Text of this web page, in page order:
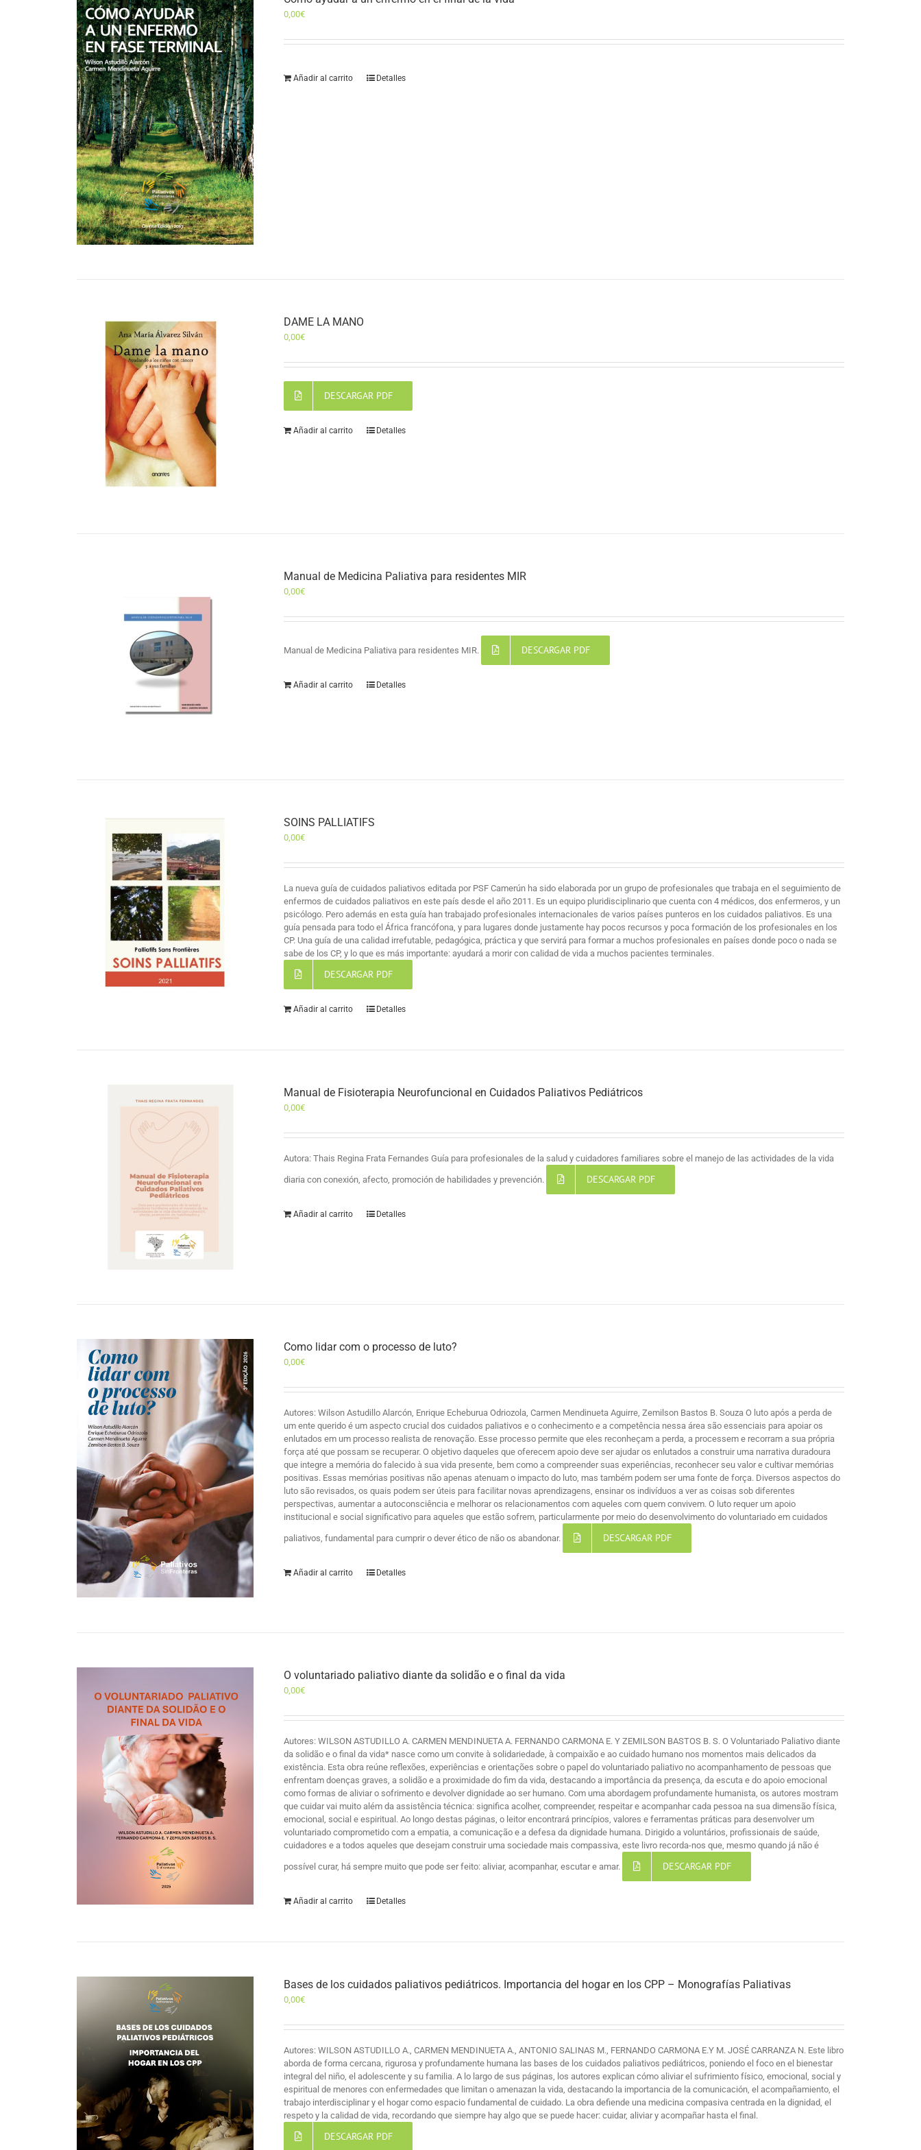
0,00€
Añadir al carrito Detalles
DAME LA MANO
0,00€
DESCARGAR PDF
Añadir al carrito Detalles
Manual de Medicina Paliativa para residentes MIR
0,00€
Manual de Medicina Paliativa para residentes MIR. DESCARGAR PDF
Añadir al carrito Detalles
SOINS PALLIATIFS
0,00€
La nueva guía de cuidados paliativos editada por PSF Camerún ha sido elaborada por un grupo de profesionales que trabaja en el seguimiento de
enfermos de cuidados paliativos en este país desde el año 2011. Es un equipo pluridisciplinario que cuenta con 4 médicos, dos enfermeros, y un
psicólogo. Pero además en esta guía han trabajado profesionales internacionales de varios países punteros en los cuidados paliativos. Es una
guía pensada para todo el África francófona, y para lugares donde justamente hay pocos recursos y poca formación de los profesionales en los
CP. Una guía de una calidad irrefutable, pedagógica, práctica y que servirá para formar a muchos profesionales en países donde poco o nada se
sabe de los CP, y lo que es más importante: ayudará a morir con calidad de vida a muchos pacientes terminales.
DESCARGAR PDF
Añadir al carrito Detalles
Manual de Fisioterapia Neurofuncional en Cuidados Paliativos Pediátricos
0,00€
Autora: Thais Regina Frata Fernandes Guía para profesionales de la salud y cuidadores familiares sobre el manejo de las actividades de la vida
diaria con conexión, afecto, promoción de habilidades y prevención. DESCARGAR PDF
Añadir al carrito Detalles
Como lidar com o processo de luto?
0,00€
Autores: Wilson Astudillo Alarcón, Enrique Echeburua Odriozola, Carmen Mendinueta Aguirre, Zemilson Bastos B. Souza O luto após a perda de
um ente querido é um aspecto crucial dos cuidados paliativos e o conhecimento e a competência nessa área são essenciais para apoiar os
enlutados em um processo realista de renovação. Esse processo permite que eles reconheçam a perda, a processem e recorram a sua própria
força até que possam se recuperar. O objetivo daqueles que oferecem apoio deve ser ajudar os enlutados a construir uma narrativa duradoura
que integre a memória do falecido à sua vida presente, bem como a compreender suas experiências, reconhecer seu valor e cultivar memórias
positivas. Essas memórias positivas não apenas atenuam o impacto do luto, mas também podem ser uma fonte de força. Diversos aspectos do
luto são revisados, os quais podem ser úteis para facilitar novas aprendizagens, ensinar os indivíduos a ver as coisas sob diferentes
perspectivas, aumentar a autoconsciência e melhorar os relacionamentos com aqueles com quem convivem. O luto requer um apoio
institucional e social significativo para aqueles que estão sofrem, particularmente por meio do desenvolvimento do voluntariado em cuidados
paliativos, fundamental para cumprir o dever ético de não os abandonar. DESCARGAR PDF
Añadir al carrito Detalles
O voluntariado paliativo diante da solidão e o final da vida
0,00€
Autores: WILSON ASTUDILLO A. CARMEN MENDINUETA A. FERNANDO CARMONA E. Y ZEMILSON BASTOS B. S. O Voluntariado Paliativo diante
da solidão e o final da vida* nasce como um convite à solidariedade, à compaixão e ao cuidado humano nos momentos mais delicados da
existência. Esta obra reúne reflexões, experiências e orientações sobre o papel do voluntariado paliativo no acompanhamento de pessoas que
enfrentam doenças graves, a solidão e a proximidade do fim da vida, destacando a importância da presença, da escuta e do apoio emocional
como formas de aliviar o sofrimento e devolver dignidade ao ser humano. Com uma abordagem profundamente humanista, os autores mostram
que cuidar vai muito além da assistência técnica: significa acolher, compreender, respeitar e acompanhar cada pessoa na sua dimensão física,
emocional, social e espiritual. Ao longo destas páginas, o leitor encontrará princípios, valores e ferramentas práticas para desenvolver um
voluntariado comprometido com a empatia, a comunicação e a defesa da dignidade humana. Dirigido a voluntários, profissionais de saúde,
cuidadores e a todos aqueles que desejam construir uma sociedade mais compassiva, este livro recorda-nos que, mesmo quando já não é
possível curar, há sempre muito que pode ser feito: aliviar, acompanhar, escutar e amar. DESCARGAR PDF
Añadir al carrito Detalles
Bases de los cuidados paliativos pediátricos. Importancia del hogar en los CPP – Monografías Paliativas
0,00€
Autores: WILSON ASTUDILLO A., CARMEN MENDINUETA A., ANTONIO SALINAS M., FERNANDO CARMONA E.Y M. JOSÉ CARRANZA N. Este libro
aborda de forma cercana, rigurosa y profundamente humana las bases de los cuidados paliativos pediátricos, poniendo el foco en el bienestar
integral del niño, el adolescente y su familia. A lo largo de sus páginas, los autores explican cómo aliviar el sufrimiento físico, emocional, social y
espiritual de menores con enfermedades que limitan o amenazan la vida, destacando la importancia de la comunicación, el acompañamiento, el
trabajo interdisciplinar y el hogar como espacio fundamental de cuidado. La obra defiende una medicina compasiva centrada en la dignidad, el
respeto y la calidad de vida, recordando que siempre hay algo que se puede hacer: cuidar, aliviar y acompañar hasta el final.
DESCARGAR PDF